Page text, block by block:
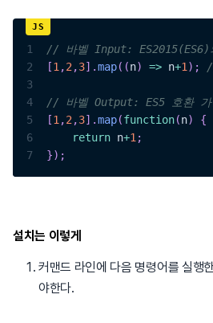
1
// 바벨 Input: ES2015(ES6)
2
[1 ,2,3] .map( (n) => n+1 ) ;
3
4
// 바벨 Output: ES5 호환 가
5
[1 ,2,3] .map(function(n)
{
6
return n+1 ;
7
}) ;
설치는 이렇게
커맨드 라인에 다음 명령어를 실행
야한다.